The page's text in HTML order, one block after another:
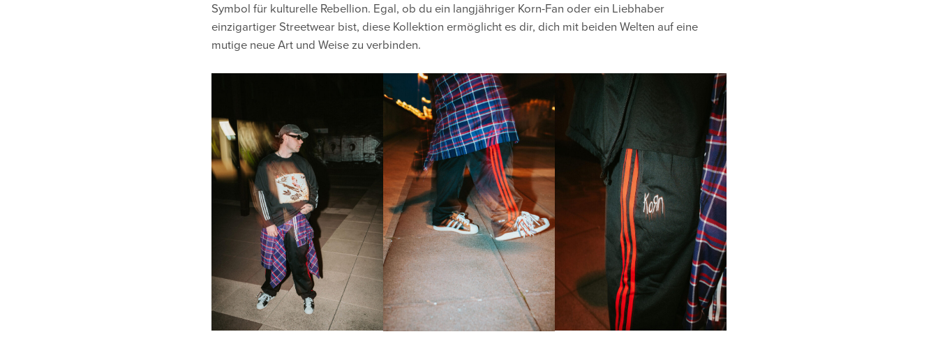
Symbol für kulturelle Rebellion. Egal, ob du ein langjähriger Korn-Fan oder ein Liebhaber
einzigartiger Streetwear bist, diese Kollektion ermöglicht es dir, dich mit beiden Welten auf eine
mutige neue Art und Weise zu verbinden.